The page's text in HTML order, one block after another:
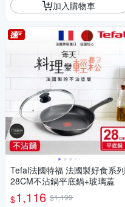
加入購物車
Tefal法國特福 法國製好食系列
28CM不沾鍋平底鍋+玻璃蓋
$1,116 $1,199